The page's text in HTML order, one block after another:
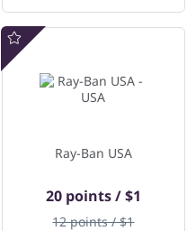
Ray-Ban USA
20 points / $1
12 points / $1
Offres spéciales